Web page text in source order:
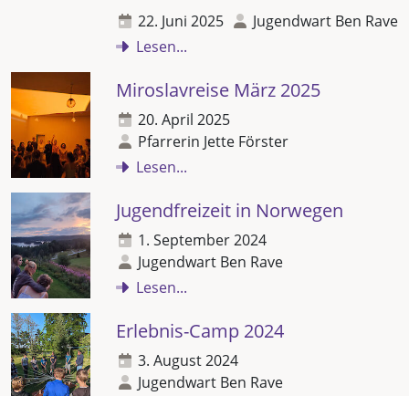
22. Juni 2025
Jugendwart Ben Rave
Lesen...
Miroslavreise März 2025
20. April 2025
Pfarrerin Jette Förster
Lesen...
Jugendfreizeit in Norwegen
1. September 2024
Jugendwart Ben Rave
Lesen...
Erlebnis-Camp 2024
3. August 2024
Jugendwart Ben Rave